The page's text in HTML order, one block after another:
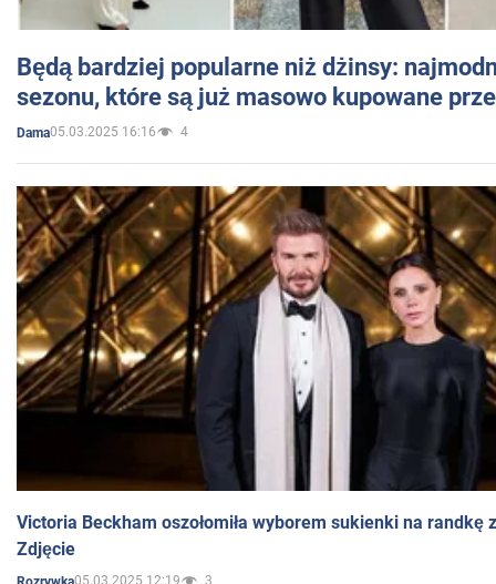
Będą bardziej popularne niż dżinsy:
sezonu, które są już masowo kupowane
Dama05.03.2025 16:16 4
Victoria Beckham oszołomiła wyborem sukienki na randkę
Zdjęcie